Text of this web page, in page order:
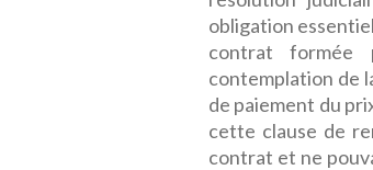
obligation
contrat formée
contemplation de
de paiement du
cette clause de
contrat et ne